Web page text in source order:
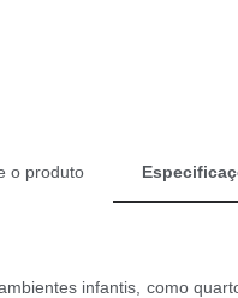
o produto
infantis, como